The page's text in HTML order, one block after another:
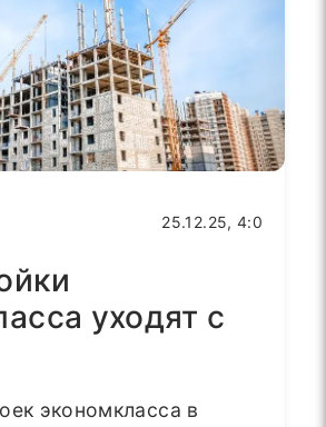
25.12.25, 4:0
уходят с
экономкласса в